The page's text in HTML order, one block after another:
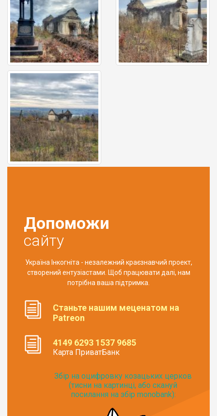
Допоможи
сайту
Україна Інкогніта - незалежний краєзнавчий проект,
створений ентузіастами. Щоб працювати далі, нам
потрібна ваша підтримка.
Станьте нашим меценатом на
Patreon
4149 6293 1537 9685
Карта ПриватБанк
Збір на оцифровку козацьких церков
(тисни на картинці, або скануй
посилання на збір monobank):